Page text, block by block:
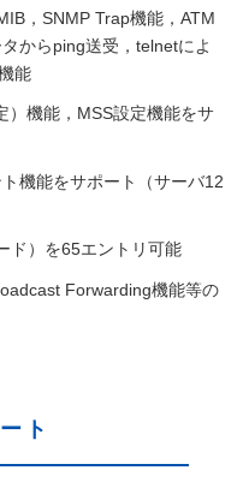
，SNMP Trap機能，ATM
からping送受，telnetによ
能
）機能，MSS設定機能をサ
機能をサポート（サーバ12
ド）を65エントリ可能
Forwarding機能等の
ト